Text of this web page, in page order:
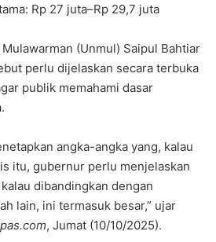
Rp 27 juta–Rp 29,7 juta
(Unmul) Saipul Bahtiar
perlu dijelaskan secara terbuka
publik memahami dasar
angka-angka yang, kalau
itu, gubernur perlu menjelaskan
dibandingkan dengan
lain, ini termasuk besar,” ujar
, Jumat (10/10/2025).